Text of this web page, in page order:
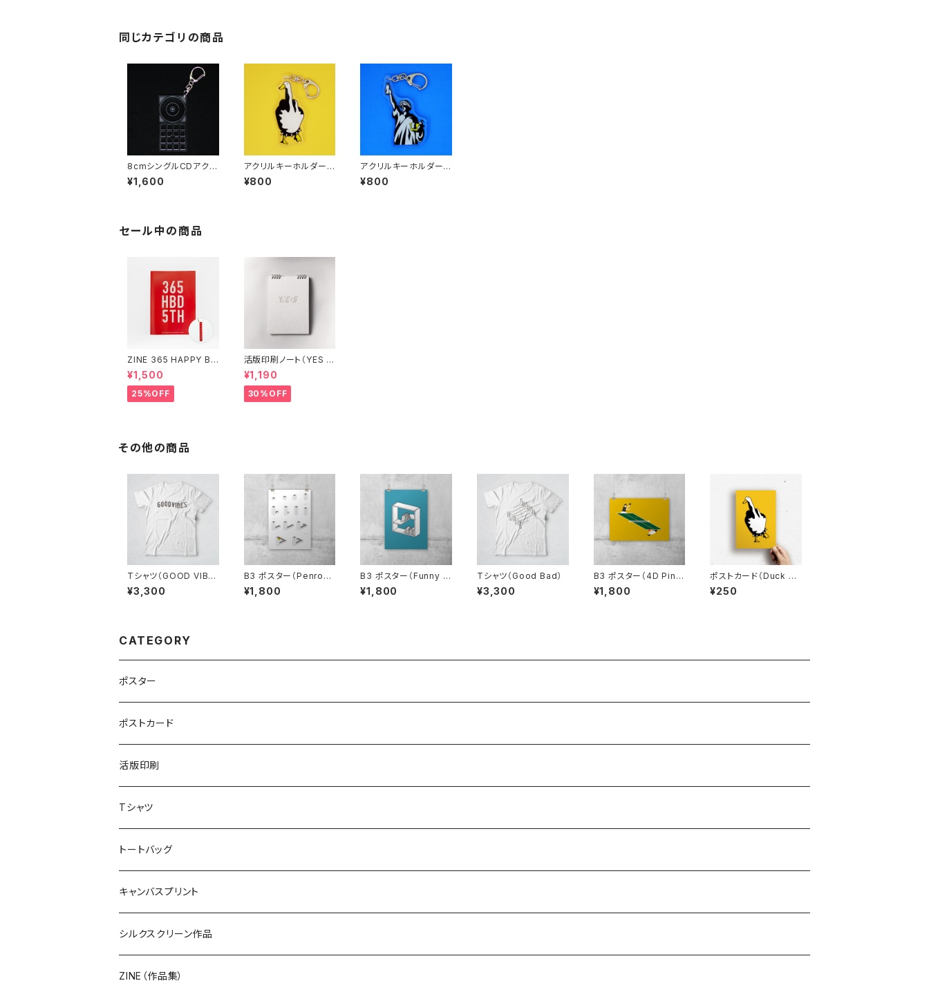
同じカテゴリの商品
8cmシングルCDアクリ
ルキーホルダー（クリ
ア）
¥1,600
アクリルキーホルダー
（Duck You）
¥800
アクリルキーホルダー
（N.Y.N.Y. ニューヨー
ク入浴 〜The 湯の女
¥800
セール中の商品
ZINE 365 HAPPY BI
RTHDAY（アクリルキー
ホルダー付き）
¥1,500
25%OFF
活版印刷ノート（YES /
NO）
¥1,190
30%OFF
その他の商品
Tシャツ（GOOD VIBE
S）
¥3,300
B3 ポスター（Penrose
Triangle）
¥1,800
B3 ポスター（Funny S
helf）
¥1,800
Tシャツ（Good Bad）
¥3,300
B3 ポスター（4D Ping
Pong）
¥1,800
ポストカード（Duck Yo
u）
¥250
CATEGORY
ポスター
ポストカード
活版印刷
Tシャツ
トートバッグ
キャンバスプリント
シルクスクリーン作品
ZINE（作品集）